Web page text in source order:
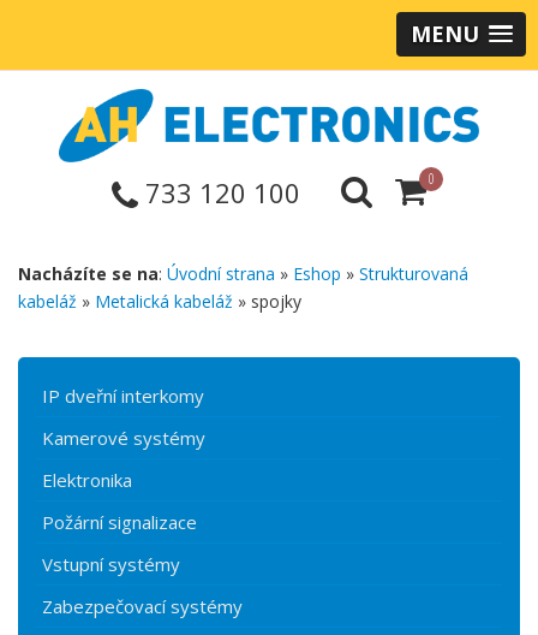
MENU
733 120 100 0
Nacházíte se na: Úvodní strana » Eshop » Strukturovaná
kabeláž » Metalická kabeláž » spojky
IP dveřní interkomy
Kamerové systémy
Elektronika
Požární signalizace
Vstupní systémy
Zabezpečovací systémy